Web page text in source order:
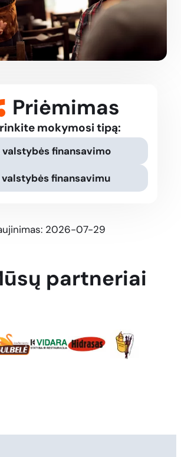
Priėmimas
mokymosi tipą:
valstybės finansavimo
valstybės finansavimu
2026-07-29
partneriai